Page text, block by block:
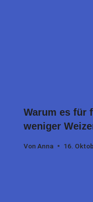
Warum es für
weniger
Von Anna 16.